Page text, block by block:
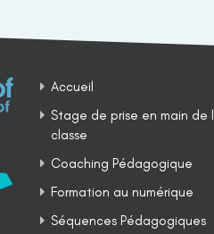
Accueil
Stage de prise en main de
classe
Coaching Pédagogique
Formation au numérique
Séquences Pédagogiques